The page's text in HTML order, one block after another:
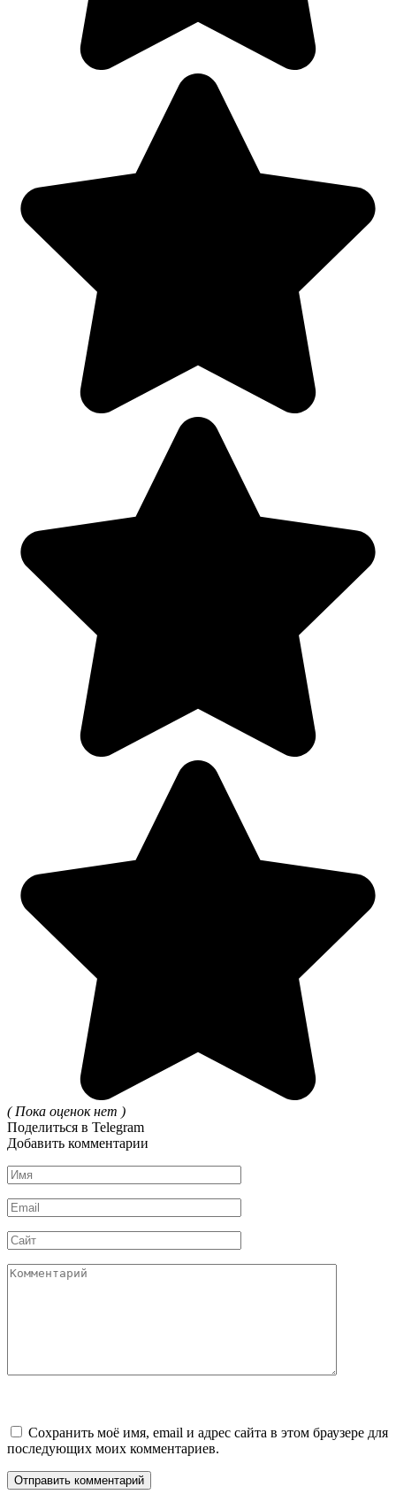
( Пока оценок нет )
Поделиться в Telegram
Добавить комментарии
Имя
*
Email
*
Сайт
Комментарий
Сохранить моё имя, email и адрес сайта в этом браузере для
последующих моих комментариев.